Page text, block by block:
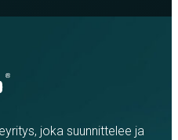
joka suunnittelee ja